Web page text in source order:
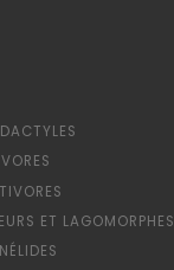
ET LAGOMORPHES